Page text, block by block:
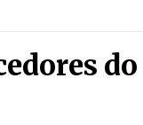
do